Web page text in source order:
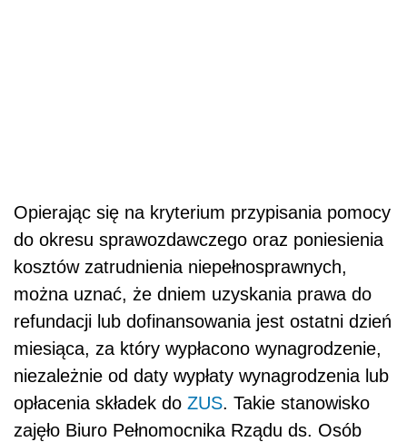
Opierając się na kryterium przypisania pomocy
do okresu sprawozdawczego oraz poniesienia
kosztów zatrudnienia niepełnosprawnych,
można uznać, że dniem uzyskania prawa do
refundacji lub dofinansowania jest ostatni dzień
miesiąca, za który wypłacono wynagrodzenie,
niezależnie od daty wypłaty wynagrodzenia lub
opłacenia składek do ZUS. Takie stanowisko
zajęło Biuro Pełnomocnika Rządu ds. Osób